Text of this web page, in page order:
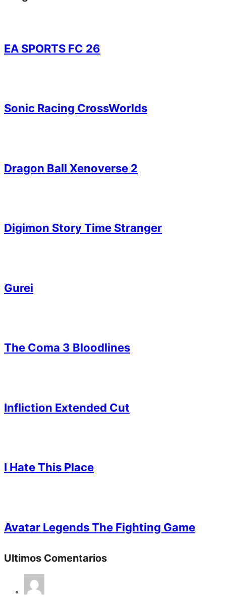
EA SPORTS FC 26
Sonic Racing CrossWorlds
Dragon Ball Xenoverse 2
Digimon Story Time Stranger
Gurei
The Coma 3 Bloodlines
Infliction Extended Cut
I Hate This Place
Avatar Legends The Fighting Game
Ultimos Comentarios